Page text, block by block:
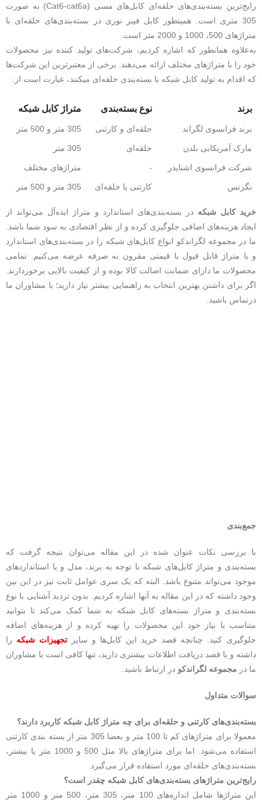
رایج‌ترین بسته‌بندی‌های حلقه‌ای کابل‌های مسی (Cat6-cat6a) به صورت
305 متری است. همینطور کابل فیبر نوری در بسته‌بندی‌های حلقه‌ای با
متراژهای 500، 1000 و 2000 متر است.
به‌علاوه همانطور که اشاره کردیم، شرکت‌های تولید کننده نیز محصولات
خود را با متراژهای مختلف ارائه می‌دهند. برخی از معتبرترین این شرکت‌ها
که اقدام به تولید کابل شبکه با بسته‌بندی حلقه‌ای می‎کنند، عبارت است از:
برند نوع بسته‌بندی متراژ کابل شبکه
برند فرانسوی لگراند حلقه‌ای و کارتنی 305 متر و 500 متر
مارک آمریکایی بلدن حلقه‌ای 305 متر
شرکت فرانسوی اشنایدر - متراژهای مختلف
نگزنس کارتنی یا حلقه‌ای 305 متر و 500 متر
خرید کابل شبکه در بسته‌بندی‌های استاندارد و متراژ ایده‌آل می‌تواند از
ایجاد هزینه‌های اضافی جلوگیری کرده و از نظر اقتصادی به سود شما باشد.
ما در مجموعه لگراندکو انواع کابل‌های شبکه را در بسته‌بندی‌های استاندارد
و با متراژ قابل قبول با قیمتی مقرون به صرفه عرضه می‌کنیم. تمامی
محصولات ما دارای ضمانت اصالت کالا بوده و از کیفیت بالایی برخوردارند.
اگر برای داشتن بهترین انتخاب به راهنمایی بیشتر نیاز دارید؛ با مشاوران ما
درتماس باشید.
جمع‌بندی
با بررسی نکات عنوان شده در این مقاله می‌توان نتیجه گرفت که
بسته‌بندی و متراژ کابل‌های شبکه با توجه به برند، مدل و یا استانداردهای
موجود می‌تواند متنوع باشد. البته که یک سری عوامل ثابت نیز در این بین
وجود داشته که در این مقاله به آنها اشاره کردیم‌. بدون تردید آشنایی با نوع
بسته‌بندی و متراژ بسته‌های کابل شبکه به شما کمک می‌کند تا بتوانید
متناسب با نیاز خود این محصولات را تهیه کرده و از هزینه‌های اضافه
جلوگیری کنید. چنانچه قصد خرید این کابل‌ها و سایر تجهیزات شبکه را
داشته و یا قصد دریافت اطلاعات بیشتری دارید، تنها کافی است با مشاوران
ما در مجموعه لگراندکو در ارتباط باشید.
سوالات متداول
بسته‌بندی‌های کارتنی و حلقه‌ای برای چه متراژ کابل شبکه کاربرد دارند؟
معمولا برای متراژهای کم تا 100 متر و بعضا 305 متر از بسته بندی کارتنی
استفاده می‌شود. اما برای متراژهای بالا مثل 500 و 1000 متر یا بیشتر،
بسته‌بندی‌های حلقه‌ای مورد استفاده قرار می‌گیرد.
رایج‌ترین متراژهای بسته‌بندی‌های کابل شبکه چقدر است؟
این متراژها شامل اندازه‌های 100 متر، 305 متر، 500 متر و 1000 متر